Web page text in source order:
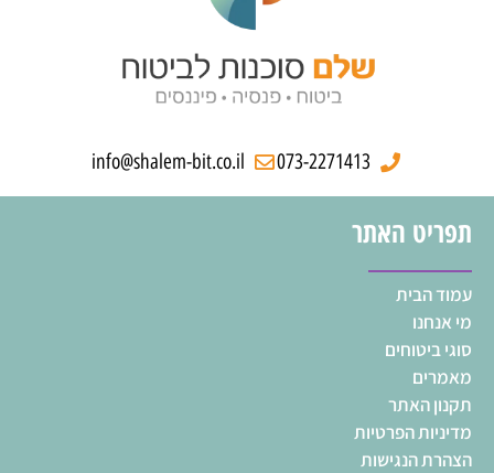
073-2271413
info@shalem-bit.co.il
תפריט האתר
עמוד הבית
מי אנחנו
סוגי ביטוחים
מאמרים
תקנון האתר
מדיניות הפרטיות
הצהרת הנגישות